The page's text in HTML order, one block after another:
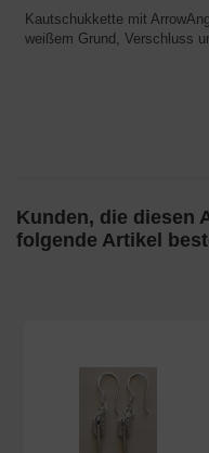
Kautschukkette mit
weißem Grund, Verschluss
Kunden, die diesen
folgende Artikel